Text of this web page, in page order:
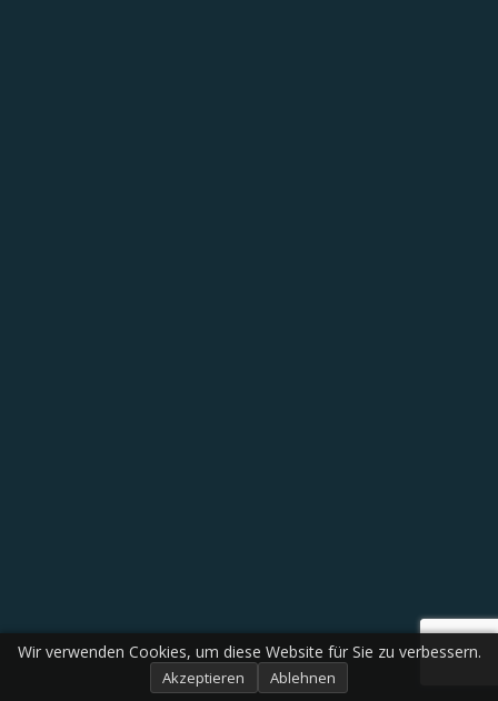
Wir verwenden Cookies, um diese Website für Sie zu verbessern.
Akzeptieren Ablehnen